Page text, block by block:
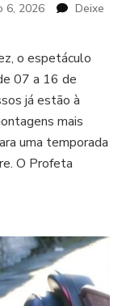
6, 2026
Deixe
o espetáculo
07 a 16 de
já estão à
mais
uma temporada
O Profeta